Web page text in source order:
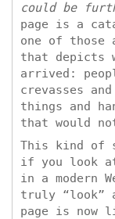
could be
page is a
one of those
that depicts
arrived:
crevasses
things and
that would
This kind of
if you look at
in a modern
truly “look”
page is now